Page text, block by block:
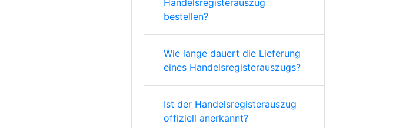
Handelsregisterauszug
bestellen?
Wie lange dauert die Lieferung
eines Handelsregisterauszugs?
Ist der Handelsregisterauszug
offiziell anerkannt?